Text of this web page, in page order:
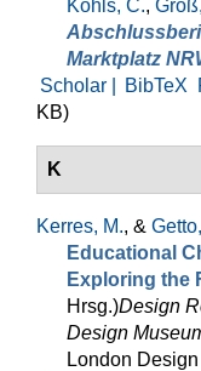
Kohls, C.,
Marktplatz
Scholar |
BibTeX
KB)
K
Kerres, M., &
Educational
Exploring the
Hrsg.)Design
Design
London